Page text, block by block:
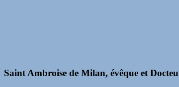
Saint Ambroise de Milan, évêque et